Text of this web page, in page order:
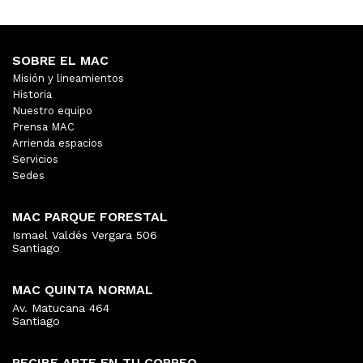
SOBRE EL MAC
Misión y lineamientos
Historia
Nuestro equipo
Prensa MAC
Arrienda espacios
Servicios
Sedes
MAC PARQUE FORESTAL
Ismael Valdés Vergara 506
Santiago
MAC QUINTA NORMAL
Av. Matucana 464
Santiago